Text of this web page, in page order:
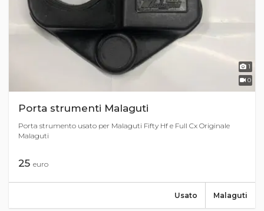
1
0
Porta strumenti Malaguti
Porta strumento usato per Malaguti Fifty Hf e Full Cx Originale
Malaguti
25 euro
Malaguti
Usato